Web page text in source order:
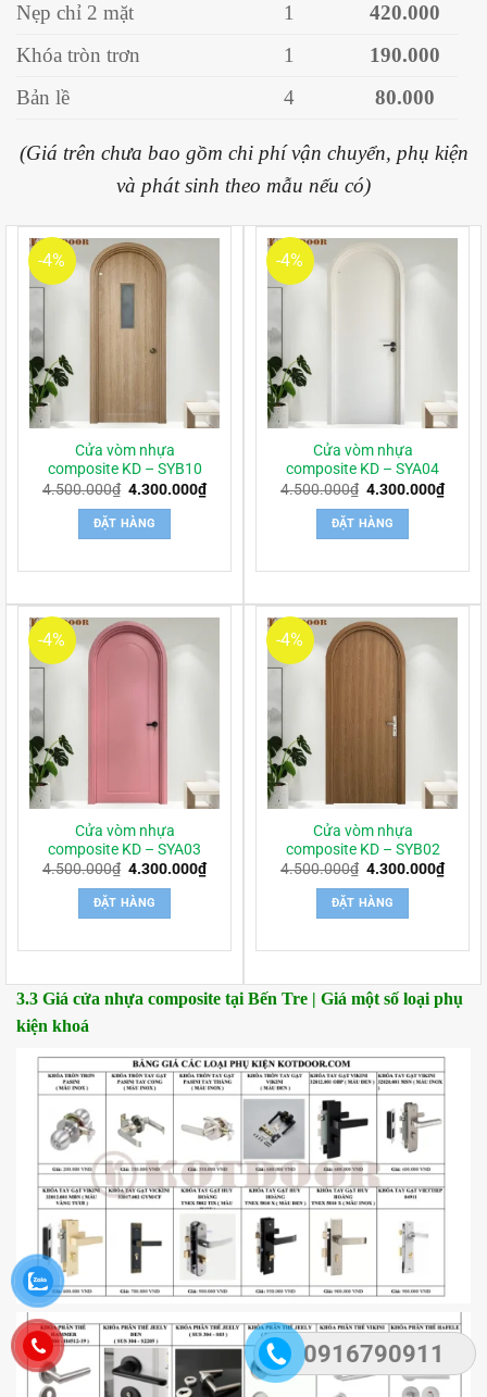
0916790911
Nẹp chỉ 2 mặt 1
420.000
Khóa tròn trơn
1
190.000
Bản lề
4 80.000
(Giá trên chưa bao gồm chi phí vận chuyển, phụ kiện
và phát sinh theo mẫu nếu có)
-4%
Cửa vòm nhựa
composite KD – SYB10
4.500.000₫ Giá
là:
4.500.000₫.
4.300.000₫Giá
hiện
ĐẶT HÀNG
-4%
Cửa vòm nhựa
composite KD – SYA04
4.500.000₫ Giá
là:
4.500.000₫.
4.300.000₫Giá
hiện
ĐẶT HÀNG
-4%
Cửa vòm nhựa
composite KD – SYA03
4.500.000₫ Giá
là:
4.500.000₫.
4.300.000₫Giá
hiện
ĐẶT HÀNG
-4%
Cửa vòm nhựa
composite KD – SYB02
4.500.000₫ Giá
là:
4.500.000₫.
4.300.000₫Giá
hiện
ĐẶT HÀNG
3.3 Giá cửa nhựa composite tại Bến Tre | Giá một số loại phụ
kiện khoá